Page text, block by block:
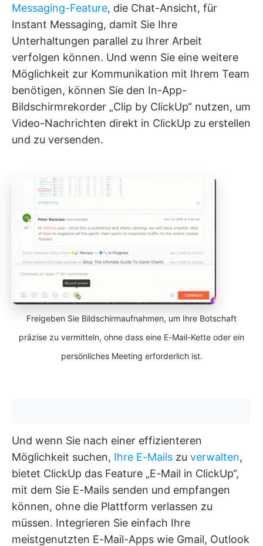
Messaging-Feature, die Chat-Ansicht, für
Instant Messaging, damit Sie Ihre
Unterhaltungen parallel zu Ihrer Arbeit
verfolgen können. Und wenn Sie eine weitere
Möglichkeit zur Kommunikation mit Ihrem Team
benötigen, können Sie den In-App-
Bildschirmrekorder „Clip by ClickUp“ nutzen, um
Video-Nachrichten direkt in ClickUp zu erstellen
und zu versenden.
Freigeben Sie Bildschirmaufnahmen, um Ihre Botschaft
präzise zu vermitteln, ohne dass eine E-Mail-Kette oder ein
persönliches Meeting erforderlich ist.
Und wenn Sie nach einer effizienteren
Möglichkeit suchen, Ihre E-Mails zu verwalten,
bietet ClickUp das Feature „E-Mail in ClickUp“,
mit dem Sie E-Mails senden und empfangen
können, ohne die Plattform verlassen zu
müssen. Integrieren Sie einfach Ihre
meistgenutzten E-Mail-Apps wie Gmail, Outlook